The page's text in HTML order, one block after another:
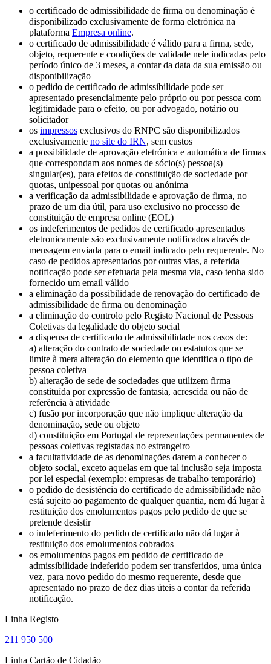
o certificado de admissibilidade de firma ou denominação é
disponibilizado exclusivamente de forma eletrónica na
plataforma Empresa online.
o certificado de admissibilidade é válido para a firma, sede,
objeto, requerente e condições de validade nele indicadas pelo
período único de 3 meses, a contar da data da sua emissão ou
disponibilização
o pedido de certificado de admissibilidade pode ser
apresentado presencialmente pelo próprio ou por pessoa com
legitimidade para o efeito, ou por advogado, notário ou
solicitador
os impressos exclusivos do RNPC são disponibilizados
exclusivamente no site do IRN, sem custos
a possibilidade de aprovação eletrónica e automática de firmas
que correspondam aos nomes de sócio(s) pessoa(s)
singular(es), para efeitos de constituição de sociedade por
quotas, unipessoal por quotas ou anónima
a verificação da admissibilidade e aprovação de firma, no
prazo de um dia útil, para uso exclusivo no processo de
constituição de empresa online (EOL)
os indeferimentos de pedidos de certificado apresentados
eletronicamente são exclusivamente notificados através de
mensagem enviada para o email indicado pelo requerente. No
caso de pedidos apresentados por outras vias, a referida
notificação pode ser efetuada pela mesma via, caso tenha sido
fornecido um email válido
a eliminação da possibilidade de renovação do certificado de
admissibilidade de firma ou denominação
a eliminação do controlo pelo Registo Nacional de Pessoas
Coletivas da legalidade do objeto social
a dispensa de certificado de admissibilidade nos casos de:
a) alteração do contrato de sociedade ou estatutos que se
limite à mera alteração do elemento que identifica o tipo de
pessoa coletiva
b) alteração de sede de sociedades que utilizem firma
constituída por expressão de fantasia, acrescida ou não de
referência à atividade
c) fusão por incorporação que não implique alteração da
denominação, sede ou objeto
d) constituição em Portugal de representações permanentes de
pessoas coletivas registadas no estrangeiro
a facultatividade de as denominações darem a conhecer o
objeto social, exceto aquelas em que tal inclusão seja imposta
por lei especial (exemplo: empresas de trabalho temporário)
o pedido de desistência do certificado de admissibilidade não
está sujeito ao pagamento de qualquer quantia, nem dá lugar à
restituição dos emolumentos pagos pelo pedido de que se
pretende desistir
o indeferimento do pedido de certificado não dá lugar à
restituição dos emolumentos cobrados
os emolumentos pagos em pedido de certificado de
admissibilidade indeferido podem ser transferidos, uma única
vez, para novo pedido do mesmo requerente, desde que
apresentado no prazo de dez dias úteis a contar da referida
notificação.
Linha Registo
211 950 500
Linha Cartão de Cidadão